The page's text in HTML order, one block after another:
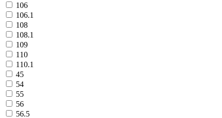
106
106.1
108
108.1
109
110
110.1
45
54
55
56
56.5